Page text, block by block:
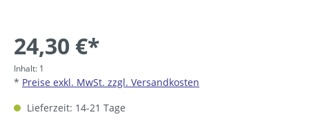
24,30 €*
Inhalt: 1
* Preise exkl. MwSt. zzgl. Versandkosten
Lieferzeit: 14-21 Tage